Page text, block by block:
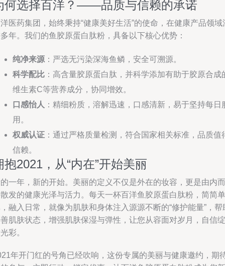
何选择百洋？——品质与信赖的承诺
医药集团，始终秉持“健康美好生活”的使命，在健康产品领域
年。我们的鱼胶原蛋白肽粉，具备以下核心优势：
纯净来源 ：严选无污染深海鱼鳞，安全可溯源。
科学配比 ：高含量胶原蛋白肽，并科学添加有助于胶原合成
维生素C等营养成分，协同增效。
口感怡人 ：精细粉质，溶解迅速，口感清新，易于坚持每日
用。
权威认证 ：通过严格质量检测，符合国家相关标准，品质值
信赖。
抱2021，从“内在”开始美丽
一年，新的开始。美丽的定义不仅是外在的妆容，更是由内而
发的健康光泽与活力。每天一杯百洋鱼胶原蛋白肽粉，简简单
融入日常，就像为肌肤和身体注入源源不断的“修护能量”，帮
肌肤状态，增强肌肤保湿与弹性，让您从容面对岁月，自信绽
彩。
年开门红的号角已经吹响，这份专属的美丽与健康邀约，期